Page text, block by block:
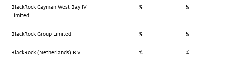
BlackRock Cayman West Bay IV
Limited
% %
BlackRock Group Limited % %
BlackRock (Netherlands) B.V. % %